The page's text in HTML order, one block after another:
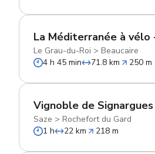
La Méditerranée à vélo
Le Grau-du-Roi > Beaucaire
4 h 45 min
71.8 km 250 m
Vignoble de
Saze > Rochefort du Gard
1 h
22 km 218 m